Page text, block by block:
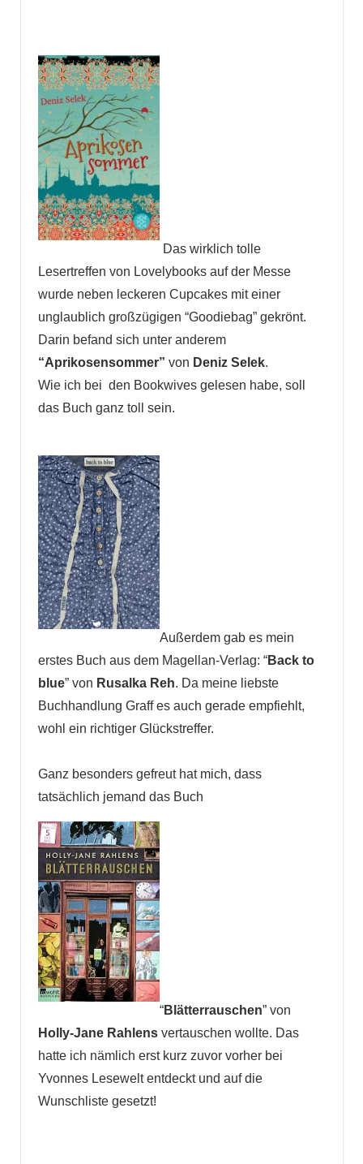
Das wirklich tolle
Lesertreffen von Lovelybooks auf der Messe
wurde neben leckeren Cupcakes mit einer
unglaublich großzügigen “Goodiebag” gekrönt.
Darin befand sich unter anderem
“Aprikosensommer” von Deniz Selek.
Wie ich bei den Bookwives gelesen habe, soll
das Buch ganz toll sein.
Außerdem gab es mein
erstes Buch aus dem Magellan-Verlag: “Back to
blue” von Rusalka Reh. Da meine liebste
Buchhandlung Graff es auch gerade empfiehlt,
wohl ein richtiger Glückstreffer.
Ganz besonders gefreut hat mich, dass
tatsächlich jemand das Buch
“Blätterrauschen” von
Holly-Jane Rahlens vertauschen wollte. Das
hatte ich nämlich erst kurz zuvor vorher bei
Yvonnes Lesewelt entdeckt und auf die
Wunschliste gesetzt!